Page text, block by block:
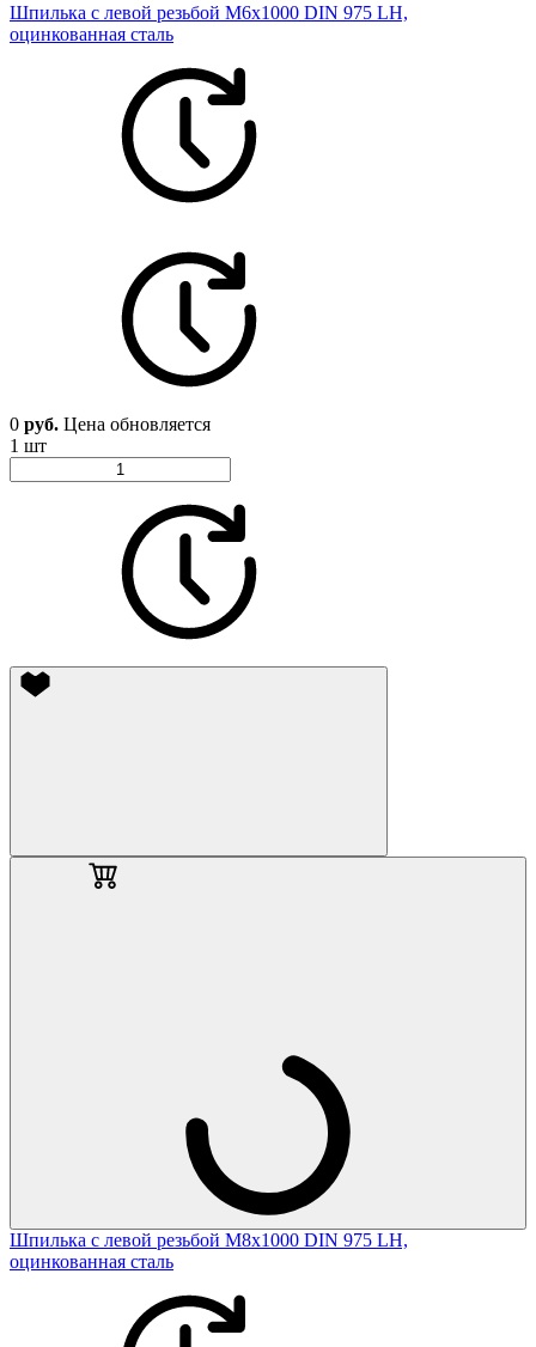
Шпилька с левой резьбой М6х1000 DIN 975 LH,
оцинкованная сталь
0 руб. Цена обновляется
1 шт
Шпилька с левой резьбой М8х1000 DIN 975 LH,
оцинкованная сталь